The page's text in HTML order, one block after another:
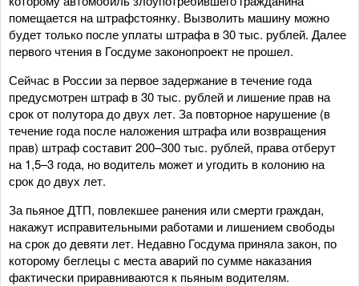
помещается на штрафстоянку. Вызволить машину можно
будет только после уплаты штрафа в 30 тыс. рублей. Далее
первого чтения в Госдуме законопроект не прошел.
Сейчас в России за первое задержание в течение года
предусмотрен штраф в 30 тыс. рублей и лишение прав на
срок от полутора до двух лет. За повторное нарушение (в
течение года после наложения штрафа или возвращения
прав) штраф составит 200–300 тыс. рублей, права отберут
на 1,5–3 года, но водитель может и угодить в колонию на
срок до двух лет.
За пьяное ДТП, повлекшее ранения или смерти граждан,
накажут исправительными работами и лишением свободы
на срок до девяти лет. Недавно Госдума приняла закон, по
которому беглецы с места аварий по сумме наказания
фактически приравниваются к пьяным водителям.